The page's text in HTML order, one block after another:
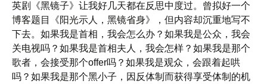
英剧《黑镜子》让我好几天都在反思中度过。曾拟好一个
博客题目《阳光示人，黑镜省身》，但内容却沉重地写不
下去。如果我是首相，我会怎么办？如果我是公众，我会
关电视吗？如果我是首相夫人，我会怎样？如果我是那个
歌者，会接受那个offer吗？如果我是观众，会跟着起哄
吗？如果我是那个黑小子，因反体制而获得享受体制的机